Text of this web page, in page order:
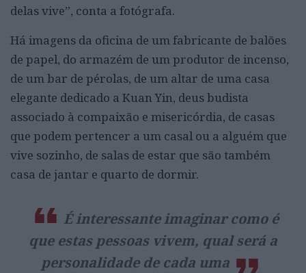
delas vive”, conta a fotógrafa.
Há imagens da oficina de um fabricante de balões
de papel, do armazém de um produtor de incenso,
de um bar de pérolas, de um altar de uma casa
elegante dedicado a Kuan Yin, deus budista
associado à compaixão e misericórdia, de casas
que podem pertencer a um casal ou a alguém que
vive sozinho, de salas de estar que são também
casa de jantar e quarto de dormir.
É interessante imaginar como é
que estas pessoas vivem, qual será a
personalidade de cada uma